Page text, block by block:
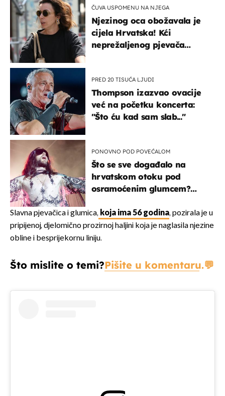
ČUVA USPOMENU NA NJEGA
Njezinog oca obožavala je
cijela Hrvatska! Kći
neprežaljenog pjevača
PRED 20 TISUĆA LJUDI
Thompson izazvao ovacije
već na početku koncerta:
"Što ću kad sam slab..."
PONOVNO POD POVEĆALOM
Što se sve događalo na
hrvatskom otoku pod
osramoćenim glumcem?
izazivaju nevjericu
Slavna pjevačica i glumica, koja ima 56 godina, pozirala je u
pripijenoj, djelomično prozirnoj haljini koja je naglasila njezine
obline i besprijekornu liniju.
Što mislite o temi?Pišite u komentaru.